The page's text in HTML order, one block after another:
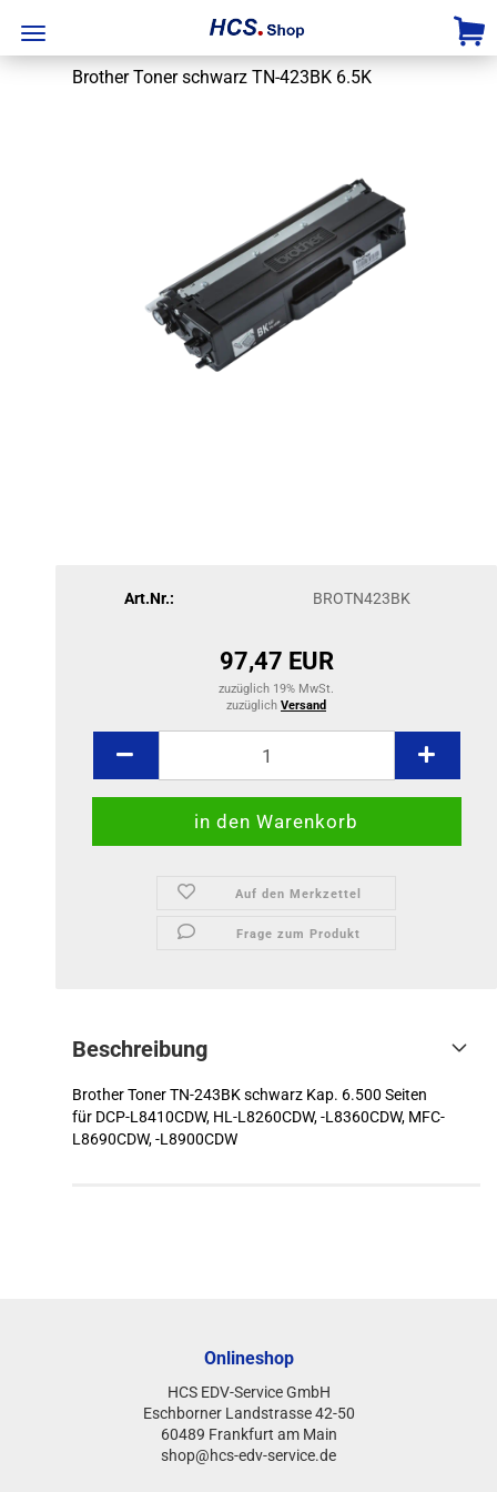
Brother Toner schwarz TN-423BK 6.5K
Art.Nr.: BROTN423BK
97,47 EUR
zuzüglich 19% MwSt.
zuzüglich Versand
Auf den Merkzettel
Frage zum Produkt
Beschreibung
Brother Toner TN-243BK schwarz Kap. 6.500 Seiten
für DCP-L8410CDW, HL-L8260CDW, -L8360CDW, MFC-
L8690CDW, -L8900CDW
Onlineshop
HCS EDV-Service GmbH
Eschborner Landstrasse 42-50
60489 Frankfurt am Main
shop@hcs-edv-service.de